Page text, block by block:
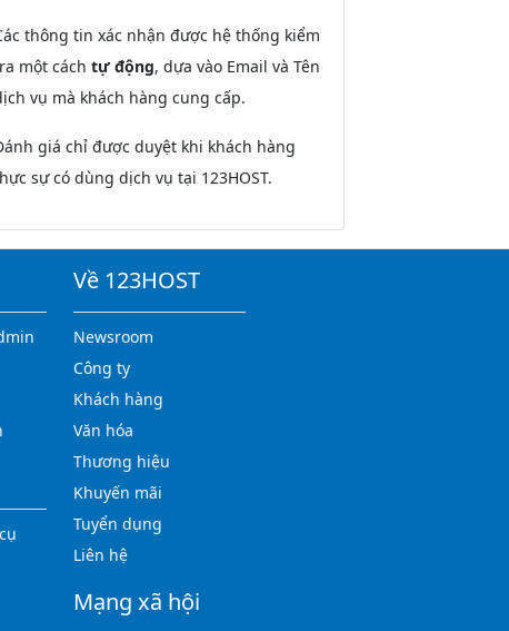
thông tin xác nhận được hệ thống kiểm
một cách tự động, dựa vào Email và Tên
vụ mà khách hàng cung cấp.
giá chỉ được duyệt khi khách hàng
sự có dùng dịch vụ tại 123HOST.
Về 123HOST
Newsroom
Công ty
Khách hàng
Văn hóa
Thương hiệu
Khuyến mãi
Tuyển dụng
Liên hệ
Mạng xã hội